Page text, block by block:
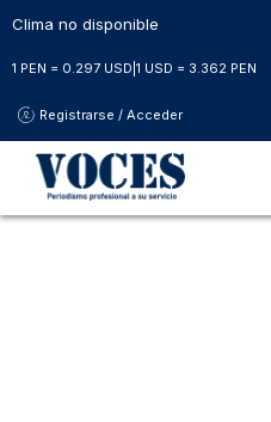
Clima no disponible
1 PEN = 0.297 USD 1 USD = 3.362 PEN
Registrarse / Acceder